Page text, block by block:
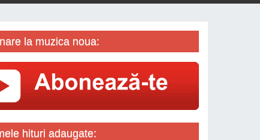
la muzica noua:
hituri adaugate: